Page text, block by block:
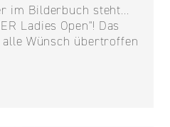
im Bilderbuch steht...
Ladies Open"! Das
Wünsch übertroffen